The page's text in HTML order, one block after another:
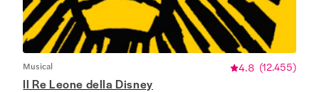
Musical 4.8 (12.455)
Il Re Leone della Disney